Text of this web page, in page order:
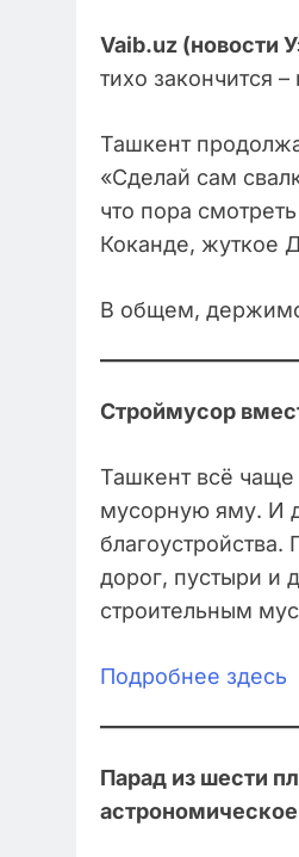
Vaib.uz (новости
тихо закончится
Ташкент
«Сделай сам
что пора
Коканде, жуткое
В общем,
Строймусор
Ташкент всё чаще
мусорную яму. И
дорог, пустыри и
строительным
Подробнее здесь
Парад из шести